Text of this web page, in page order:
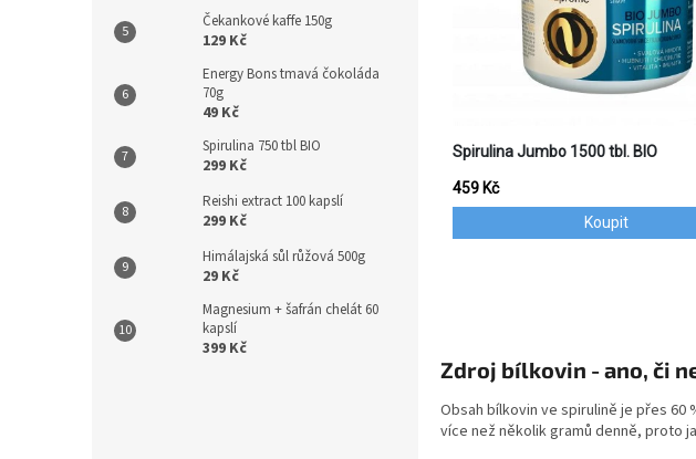
Čekankové kaffe 150g
129 Kč
Energy Bons tmavá čokoláda
70g
49 Kč
Spirulina 750 tbl BIO
299 Kč
Reishi extract 100 kapslí
299 Kč
Himálajská sůl růžová 500g
29 Kč
Magnesium + šafrán chelát 60
kapslí
399 Kč
Zdroj bílkovin - ano, či
Obsah bílkovin ve spirulině je přes
více než několik gramů denně, proto